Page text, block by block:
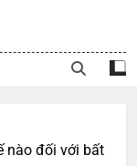
nào đối với bất